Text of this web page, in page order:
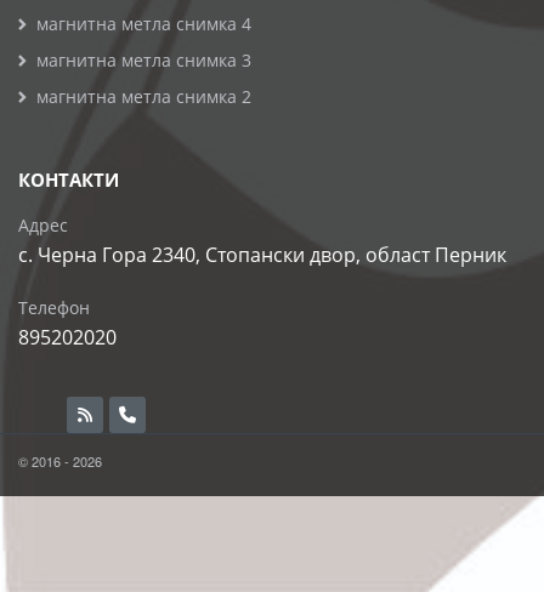
магнитна метла снимка 4
магнитна метла снимка 3
магнитна метла снимка 2
КОНТАКТИ
Адрес
с. Черна Гора 2340, Стопански двор, област Перник
Телефон
895202020
© 2016 - 2026